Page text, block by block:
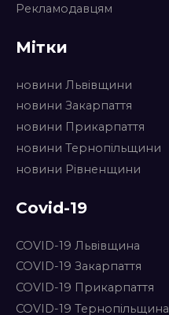
Рекламодавцям
Мітки
новини Львівщини
новини Закарпаття
новини Прикарпаття
новини Тернопільщини
новини Рівненщини
Covid-19
COVID-19 Львівщина
COVID-19 Закарпаття
COVID-19 Прикарпаття
COVID-19 Тернопільщина